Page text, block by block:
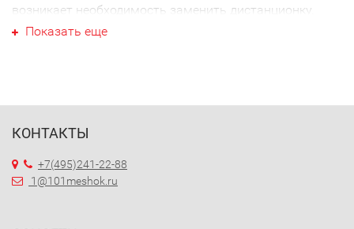
возникает необходимость заменить дистанционку.
Ваш пульт для Blu-ray-плеера
именно этой марки. Перед тем как купить пульт для Blu-
плеера Samsung, необходимо точно выяснить модель
техники. Дело в том, что почти каждый пульт ДУ
Показать еще
КОНТАКТЫ
+7(495)241-22-88
1@101meshok.ru